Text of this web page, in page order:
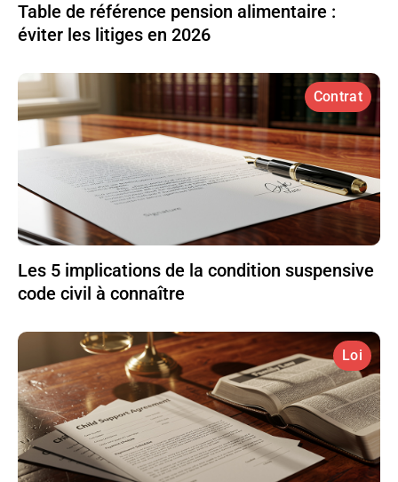
Table de référence pension alimentaire :
éviter les litiges en 2026
Contrat
Les 5 implications de la condition suspensive
code civil à connaître
Loi